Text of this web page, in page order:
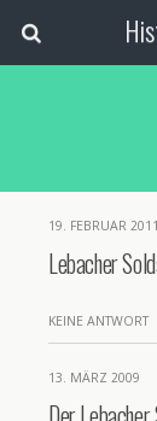
19. FEBRUAR 2011
Lebacher
KEINE ANTWORT
13. MÄRZ 2009